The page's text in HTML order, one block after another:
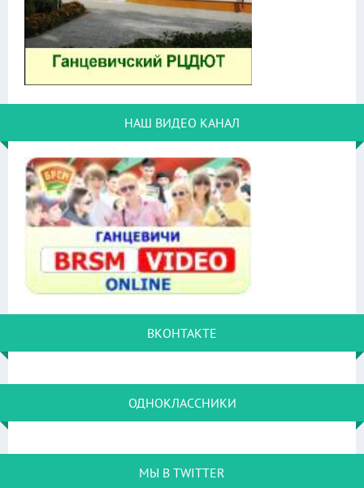
НАШ ВИДЕО КАНАЛ
ВКОНТАКТЕ
ОДНОКЛАССНИКИ
МЫ В TWITTER